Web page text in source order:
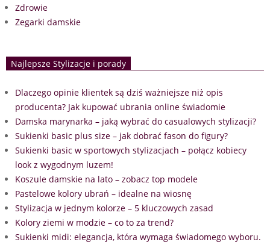
Zdrowie
Zegarki damskie
Najlepsze Stylizacje i porady
Dlaczego opinie klientek są dziś ważniejsze niż opis
producenta? Jak kupować ubrania online świadomie
Damska marynarka – jaką wybrać do casualowych stylizacji?
Sukienki basic plus size – jak dobrać fason do figury?
Sukienki basic w sportowych stylizacjach – połącz kobiecy
look z wygodnym luzem!
Koszule damskie na lato – zobacz top modele
Pastelowe kolory ubrań – idealne na wiosnę
Stylizacja w jednym kolorze – 5 kluczowych zasad
Kolory ziemi w modzie – co to za trend?
Sukienki midi: elegancja, która wymaga świadomego wyboru.